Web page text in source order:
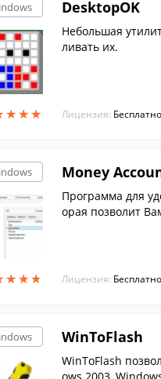
★★★
★★★
DesktopOK
Небольшая
ливать их.
Лицензия: Бесплатно
★★★
★★★
Money
Программа для
орая позволит
Лицензия: Бесплатно
WinToFlash
WinToFlash